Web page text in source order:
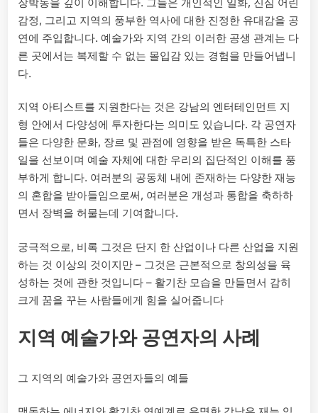
감정, 그리고 지역의 풍부한 역사에 대한 진정한 유대감을 공
연에 주입합니다. 예술가와 지역 간의 이러한 공생 관계는 다
른 곳에서는 복제할 수 없는 몰입감 있는 경험을 만들어냅니
다.
지역 아티스트를 지원한다는 것은 강남의 엔터테인먼트 지
형 안에서 다양성에 투자한다는 의미도 있습니다. 각 공연자
들은 다양한 문화, 장르 및 관점에 영향을 받은 독특한 스타
일을 선보이며 예술 자체에 대한 우리의 집단적인 이해를 풍
부하게 합니다. 여러분의 공동체 내에 존재하는 다양한 재능
의 혼합을 받아들임으로써, 여러분은 개성과 통합을 축하하
면서 장벽을 허물는데 기여합니다.
궁극적으로, 비록 그것은 단지 한 산업이나 다른 산업을 지원
하는 것 이상의 것이지만 – 그것은 근본적으로 창의성을 육
성하는 것에 관한 것입니다 – 활기찬 모습을 만들면서 감히
크게 꿈을 꾸는 사람들에게 힘을 실어줍니다
지역 예술가와 공연자의 사례
그 지역의 예술가와 공연자들의 예들